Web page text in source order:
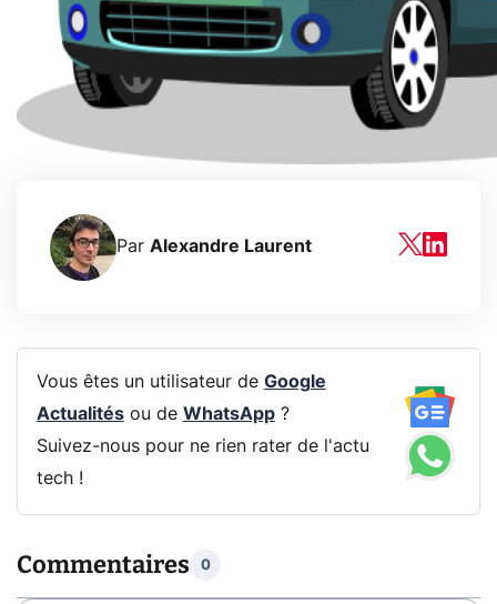
Par Alexandre Laurent
Vous êtes un utilisateur de Google
Actualitésou de WhatsApp?
Suivez-nous pour ne rien rater de l'actu
tech !
Commentaires 0